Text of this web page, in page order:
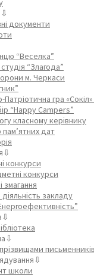
документи
“Веселка”
“Злагода”
м. Черкаси
Патріотична гра
“Happy Campers”
класному керівнику
дат
конкурси
конкурси
змагання
закладу
письменників
школи